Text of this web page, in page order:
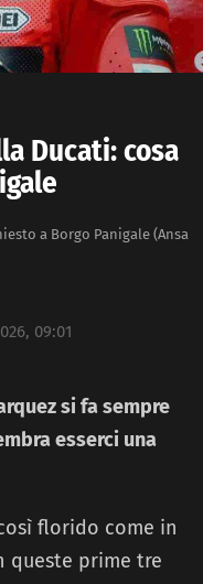
Ducati: cosa
a Borgo Panigale (Ansa
09:01
si fa sempre
esserci una
florido come in
queste prime tre